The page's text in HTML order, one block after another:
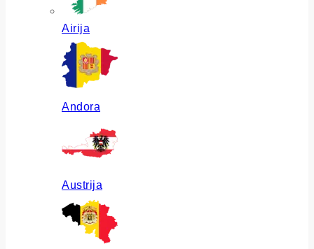
Airija
Andora
Austrija